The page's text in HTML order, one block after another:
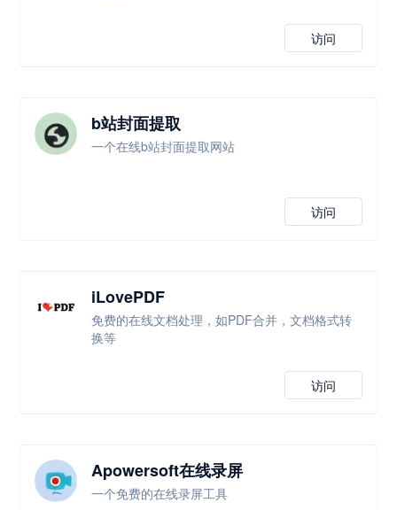
访问
b站封面提取
一个在线b站封面提取网站
访问
iLovePDF
免费的在线文档处理，如PDF合并，文档格式转
换等
访问
Apowersoft在线录屏
一个免费的在线录屏工具